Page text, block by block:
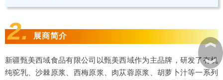
2. 展商简介
新疆甄美西域食品有限公司以甄美西域作为主品牌，研发了有机
纯驼乳、沙棘原浆、西梅原浆、肉苁蓉原浆、胡萝卜汁等一系列
︽
︾